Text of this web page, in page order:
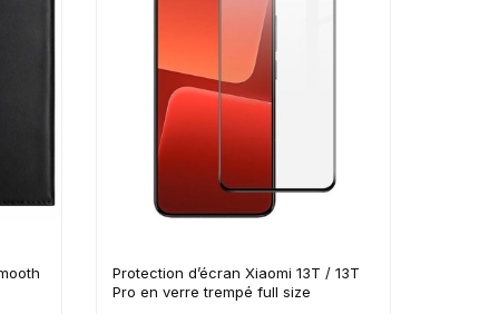
Protection d’écran Xiaomi 13T / 13T
Pro en verre trempé full size